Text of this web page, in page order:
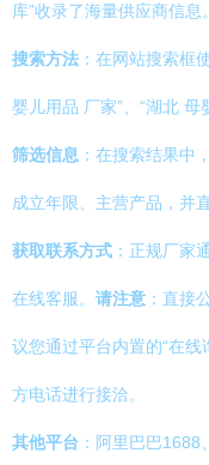
库”收录了海量供应商信息。
搜索方法 ：在网站搜索框
婴儿用品 厂家”、“湖北 母
筛选信息 ：在搜索结果中
成立年限、主营产品，并
获取联系方式 ：正规厂家
在线客服。 请注意 ：直接
议您通过平台内置的“在线
方电话进行接洽。
其他平台 ：阿里巴巴